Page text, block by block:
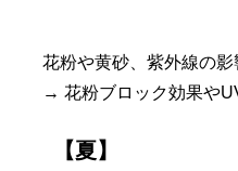
花粉や黄砂、紫外線の影
→ 花粉ブロック効果や
【夏】